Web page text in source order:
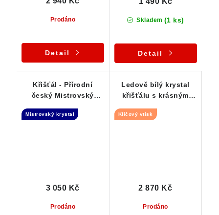
Prodáno
Detail
Skladem (1 ks)
Detail
Křišťál - Přírodní
český Mistrovský
stříbrném přívěsku
Mistrovský krystal
Prodáno
3 050 Kč
Ledově bílý krystal
křišťálu s krásným
přívěsek
Klíčový vtisk
Prodáno
2 870 Kč